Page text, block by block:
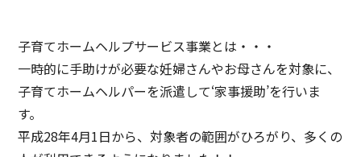
子育てホームヘルプサービス事業とは・・・
一時的に手助けが必要な妊婦さんやお母さんを対象に、
子育てホームヘルパーを派遣して‘家事援助’を行いま
す。
平成28年4月1日から、対象者の範囲がひろがり、多くの